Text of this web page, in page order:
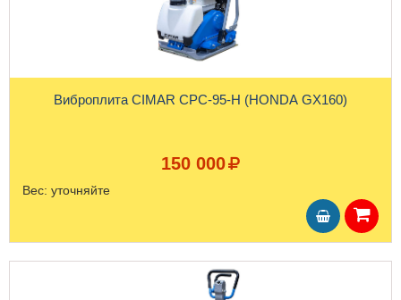
Виброплита CIMAR CPC-95-H (HONDA GX160)
150 000
Вес: уточняйте